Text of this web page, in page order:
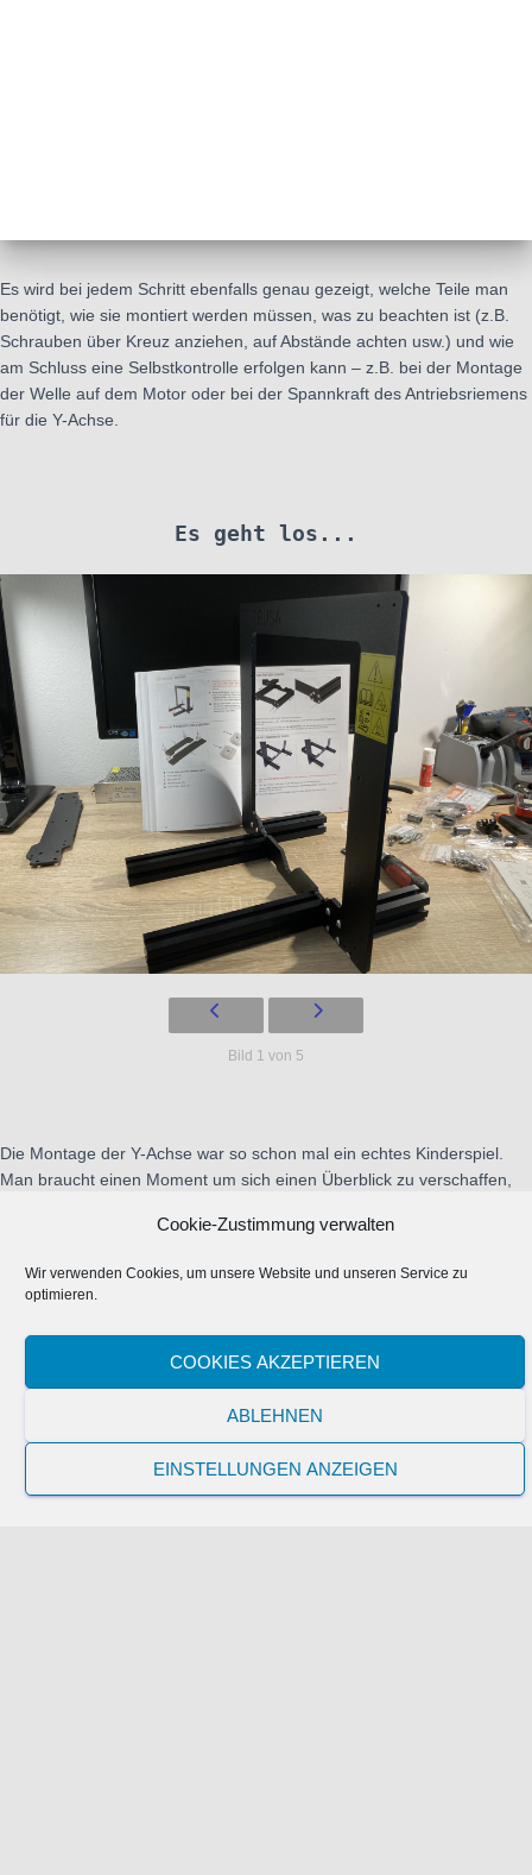
Cookie-Zustimmung verwalten
Wir verwenden Cookies, um unsere Website und unseren Service zu
optimieren.
COOKIES AKZEPTIEREN
ABLEHNEN
EINSTELLUNGEN ANZEIGEN
Es wird bei jedem Schritt ebenfalls genau gezeigt, welche Teile man
benötigt, wie sie montiert werden müssen, was zu beachten ist (z.B.
Schrauben über Kreuz anziehen, auf Abstände achten usw.) und wie
am Schluss eine Selbstkontrolle erfolgen kann – z.B. bei der Montage
der Welle auf dem Motor oder bei der Spannkraft des Antriebsriemens
für die Y-Achse.
Es geht los...
Bild 1 von 5
Die Montage der Y-Achse war so schon mal ein echtes Kinderspiel.
Man braucht einen Moment um sich einen Überblick zu verschaffen,
aufgeteilt ist, kann man wunderbar am nächster Tag weiter machen –
beschlossen mich nach der Montage des verf….. Riemens mit ein
der X-Achse.
Die Belohnung :-)